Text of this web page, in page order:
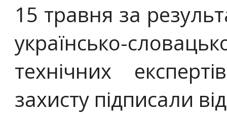
15 травня за
українсько-
технічних
захисту підписали